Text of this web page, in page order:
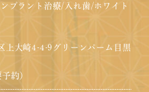
プラント治療/入れ歯/ホワイト
上大崎4-4-9グリーンパーム目黒
約）